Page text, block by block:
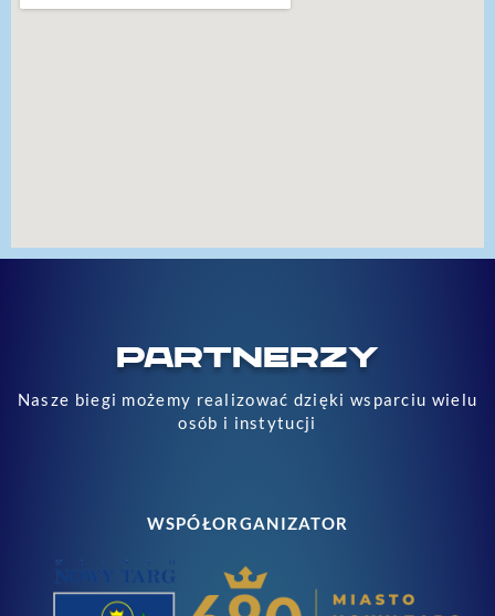
PARTNERZY
Nasze biegi możemy realizować dzięki wsparciu wielu
osób i instytucji
WSPÓŁORGANIZATOR